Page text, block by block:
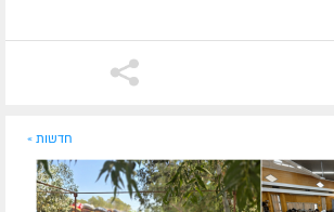
חדשות »